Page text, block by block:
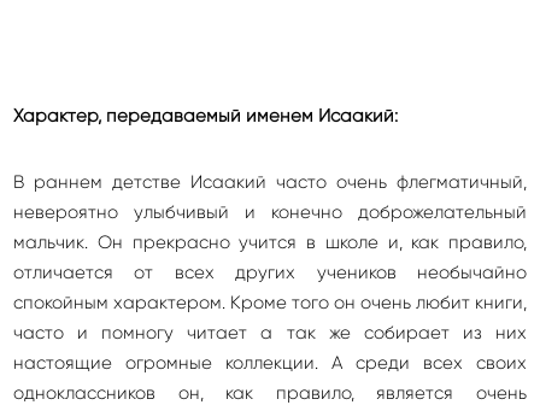
Характер, передаваемый именем Исаакий:
В раннем детстве Исаакий часто очень флегматичный,
невероятно улыбчивый и конечно доброжелательный
мальчик. Он прекрасно учится в школе и, как правило,
отличается от всех других учеников необычайно
спокойным характером. Кроме того он очень любит книги,
часто и помногу читает а так же собирает из них
настоящие огромные коллекции. А среди всех своих
одноклассников он, как правило, является очень